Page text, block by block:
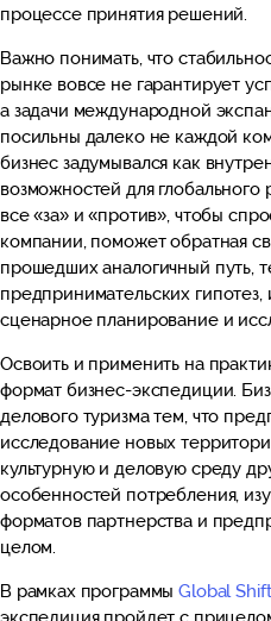
процессе принятия решений.
Важно понимать, что
рынке вовсе не гарантирует
а задачи международной
посильны далеко не каждой
бизнес задумывался как
возможностей для
все «за» и «против», чтобы
компании, поможет обратная
прошедших аналогичный путь,
предпринимательских
сценарное планирование и
Освоить и применить на
формат бизнес-экспедиции.
делового туризма тем, что
исследование новых
культурную и деловую среду
особенностей потребления,
форматов партнерства и
целом.
В рамках программыGlobal